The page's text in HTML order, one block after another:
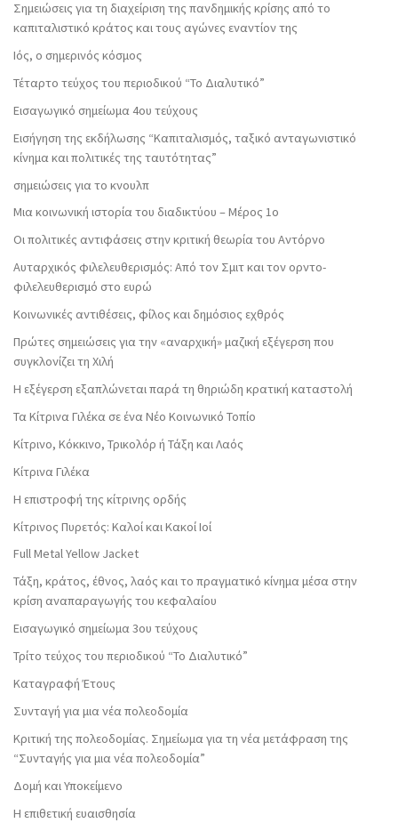
Σημειώσεις για τη διαχείριση της πανδημικής κρίσης από το
καπιταλιστικό κράτος και τους αγώνες εναντίον της
Ιός, ο σημερινός κόσμος
Τέταρτο τεύχος του περιοδικού “Το Διαλυτικό”
Εισαγωγικό σημείωμα 4ου τεύχους
Εισήγηση της εκδήλωσης “Καπιταλισμός, ταξικό ανταγωνιστικό
κίνημα και πολιτικές της ταυτότητας”
σημειώσεις για το κνουλπ
Μια κοινωνική ιστορία του διαδικτύου – Μέρος 1ο
Οι πολιτικές αντιφάσεις στην κριτική θεωρία του Αντόρνο
Αυταρχικός φιλελευθερισμός: Από τον Σμιτ και τον ορντο-
φιλελευθερισμό στο ευρώ
Κοινωνικές αντιθέσεις, φίλος και δημόσιος εχθρός
Πρώτες σημειώσεις για την «αναρχική» μαζική εξέγερση που
συγκλονίζει τη Χιλή
Η εξέγερση εξαπλώνεται παρά τη θηριώδη κρατική καταστολή
Τα Κίτρινα Γιλέκα σε ένα Νέο Κοινωνικό Τοπίο
Κίτρινο, Κόκκινο, Τρικολόρ ή Τάξη και Λαός
Κίτρινα Γιλέκα
Η επιστροφή της κίτρινης ορδής
Κίτρινος Πυρετός: Καλοί και Κακοί Ιοί
Full Metal Yellow Jacket
Τάξη, κράτος, έθνος, λαός και το πραγματικό κίνημα μέσα στην
κρίση αναπαραγωγής του κεφαλαίου
Εισαγωγικό σημείωμα 3ου τεύχους
Τρίτο τεύχος του περιοδικού “Το Διαλυτικό”
Καταγραφή Έτους
Συνταγή για μια νέα πολεοδομία
Κριτική της πολεοδομίας. Σημείωμα για τη νέα μετάφραση της
“Συνταγής για μια νέα πολεοδομία”
Δομή και Υποκείμενο
Η επιθετική ευαισθησία